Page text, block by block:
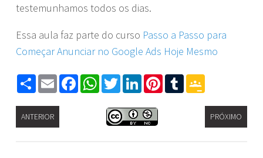
testemunhamos todos os dias.
Essa aula faz parte do curso Passo a Passo para
Começar Anunciar no Google Ads Hoje Mesmo
ShareEmailFacebookWhatsApp
TwitterLinkedInPinterest
Tumblr
ANTERIOR PRÓXIMO